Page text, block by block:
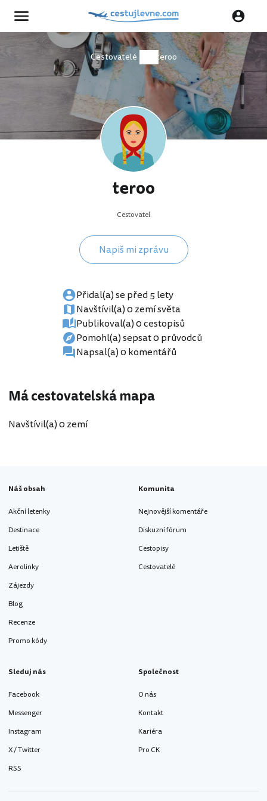
Cestovatelé teroo
teroo
Cestovatel
Napiš mi zprávu
Přidal(a) se před 5 lety
Navštívil(a) 0 zemí světa
Publikoval(a) 0 cestopisů
Pomohl(a) sepsat 0 průvodců
Napsal(a) 0 komentářů
Má cestovatelská mapa
Navštívil(a) 0 zemí
Náš obsah
Akční letenky
Destinace
Letiště
Aerolinky
Zájezdy
Blog
Recenze
Promo kódy
Komunita
Nejnovější komentáře
Diskuzní fórum
Cestopisy
Cestovatelé
Sleduj nás
Facebook
Messenger
Instagram
X / Twitter
RSS
Společnost
O nás
Kontakt
Kariéra
Pro CK